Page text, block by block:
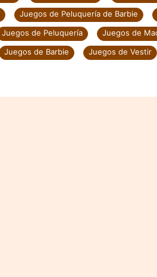
Juegos de Peluquería de Barbie
Juegos de Peluquería Juegos de
Juegos de Barbie Juegos de Vestir